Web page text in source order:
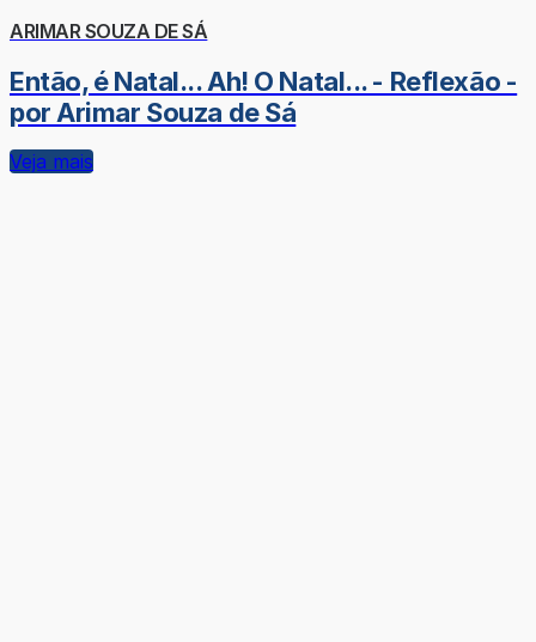
ARIMAR SOUZA DE SÁ
Então, é Natal... Ah! O Natal... - Reflexão -
por Arimar Souza de Sá
Veja mais